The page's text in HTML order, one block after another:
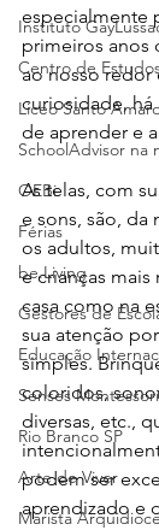
Instituto
Centro de
Liceo Santo
SchoolAdvisor na
OEBi
Férias
be.Living
Gestores de
Educação
Senses
Rio Branco SP
Arte de Viver
Marista
especialmente
primeiros anos
ao nosso redor
curiosidade, há
de aprender e
As telas, com
e sons, são, da
os adultos,
e crianças mais
casa como na
sua atenção
simples.
coloridos,
diversas, etc.,
podem ser
aprendizado e